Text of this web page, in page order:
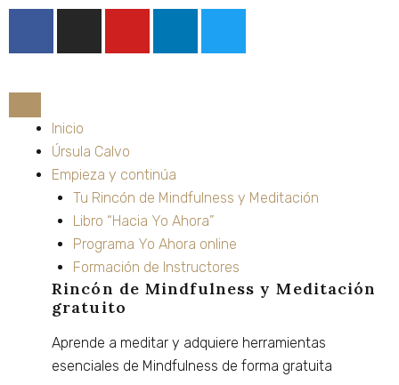
contenido
e
o
o
k
g
r
a
m
e
n
Inicio
Úrsula Calvo
Empieza y continúa
Tu Rincón de Mindfulness y Meditación
Libro “Hacia Yo Ahora”
Programa Yo Ahora online
Formación de Instructores
Rincón de Mindfulness y Meditación
gratuito
Aprende a meditar y adquiere herramientas
esenciales de Mindfulness de forma gratuita